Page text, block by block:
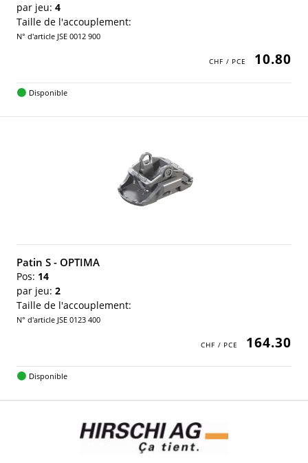
par jeu: 4
Taille de l'accouplement:
N° d'article JSE 0012 900
10.80
Disponible
Patin S - OPTIMA
Pos: 14
par jeu: 2
Taille de l'accouplement:
N° d'article JSE 0123 400
164.30
Disponible